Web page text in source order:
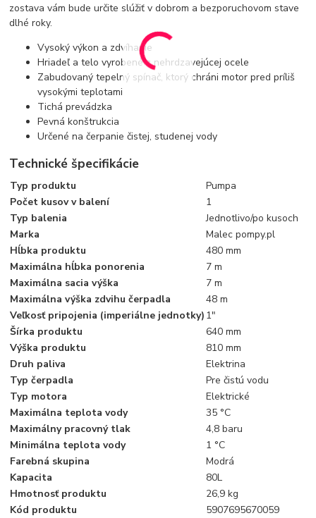
zostava vám bude určite slúžiť v dobrom a bezporuchovom stave
dlhé roky.
Vysoký výkon a zdvíhanie
Hriadeľ a telo vyrobené z nehrdzavejúcej ocele
Zabudovaný tepelný spínač, ktorý chráni motor pred príliš
vysokými teplotami
Tichá prevádzka
Pevná konštrukcia
Určené na čerpanie čistej, studenej vody
Technické špecifikácie
Typ produktu
Pumpa
Počet kusov v balení
1
Typ balenia
Jednotlivo/po kusoch
Marka
Malec pompy.pl
Hĺbka produktu
480 mm
Maximálna hĺbka ponorenia
7 m
Maximálna sacia výška
7 m
Maximálna výška zdvihu čerpadla
48 m
Veľkosť pripojenia (imperiálne jednotky) 1"
Šírka produktu
640 mm
Výška produktu
810 mm
Druh paliva
Elektrina
Typ čerpadla
Pre čistú vodu
Typ motora
Elektrické
Maximálna teplota vody
35 °C
Maximálny pracovný tlak
4,8 baru
Minimálna teplota vody
1 °C
Farebná skupina
Modrá
Kapacita
80L
Hmotnosť produktu
26,9 kg
Kód produktu
5907695670059